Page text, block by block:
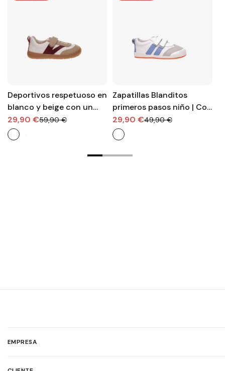
Deportivos respetuoso en
blanco y beige con un
toque burdeos con velcro
y elasticos
29,90 €59,90 €
Zapatillas Blanditos
primeros pasos niño | Con
velcro y suela flexible
29,90 €49,90 €
EMPRESA